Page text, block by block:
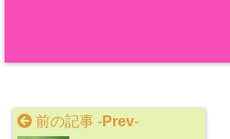
前の記事 -Prev-